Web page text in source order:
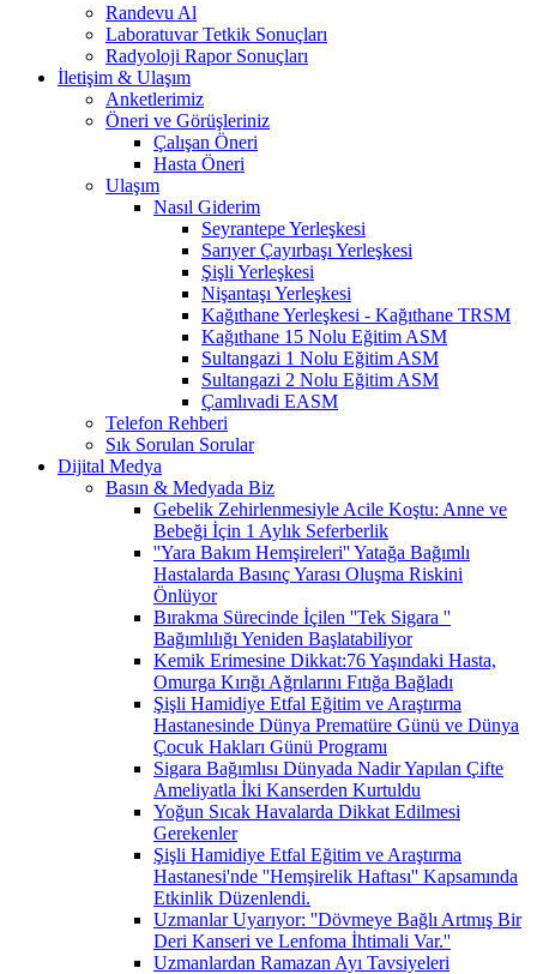
Randevu Al
Laboratuvar Tetkik Sonuçları
Radyoloji Rapor Sonuçları
İletişim & Ulaşım
Anketlerimiz
Öneri ve Görüşleriniz
Çalışan Öneri
Hasta Öneri
Ulaşım
Nasıl Giderim
Seyrantepe Yerleşkesi
Sarıyer Çayırbaşı Yerleşkesi
Şişli Yerleşkesi
Nişantaşı Yerleşkesi
Kağıthane Yerleşkesi - Kağıthane TRSM
Kağıthane 15 Nolu Eğitim ASM
Sultangazi 1 Nolu Eğitim ASM
Sultangazi 2 Nolu Eğitim ASM
Çamlıvadi EASM
Telefon Rehberi
Sık Sorulan Sorular
Dijital Medya
Basın & Medyada Biz
Gebelik Zehirlenmesiyle Acile Koştu: Anne ve
Bebeği İçin 1 Aylık Seferberlik
''Yara Bakım Hemşireleri'' Yatağa Bağımlı
Hastalarda Basınç Yarası Oluşma Riskini
Önlüyor
Bırakma Sürecinde İçilen ''Tek Sigara ''
Bağımlılığı Yeniden Başlatabiliyor
Kemik Erimesine Dikkat:76 Yaşındaki Hasta,
Omurga Kırığı Ağrılarını Fıtığa Bağladı
Şişli Hamidiye Etfal Eğitim ve Araştırma
Hastanesinde Dünya Prematüre Günü ve Dünya
Çocuk Hakları Günü Programı
Sigara Bağımlısı Dünyada Nadir Yapılan Çifte
Ameliyatla İki Kanserden Kurtuldu
Yoğun Sıcak Havalarda Dikkat Edilmesi
Gerekenler
Şişli Hamidiye Etfal Eğitim ve Araştırma
Hastanesi'nde ''Hemşirelik Haftası'' Kapsamında
Etkinlik Düzenlendi.
Uzmanlar Uyarıyor: ''Dövmeye Bağlı Artmış Bir
Deri Kanseri ve Lenfoma İhtimali Var.''
Uzmanlardan Ramazan Ayı Tavsiyeleri